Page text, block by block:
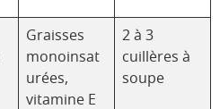
Graisses
monoinsat
urées,
vitamine E
2 à 3
cuillères à
soupe